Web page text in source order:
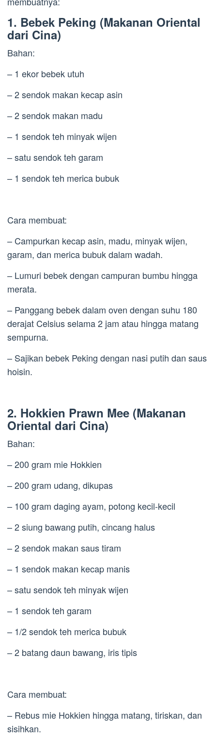
1. Bebek Peking (Makanan Oriental
dari Cina)
Bahan:
– 1 ekor bebek utuh
– 2 sendok makan kecap asin
– 2 sendok makan madu
– 1 sendok teh minyak wijen
– satu sendok teh garam
– 1 sendok teh merica bubuk
Cara membuat:
– Campurkan kecap asin, madu, minyak wijen,
garam, dan merica bubuk dalam wadah.
– Lumuri bebek dengan campuran bumbu hingga
merata.
– Panggang bebek dalam oven dengan suhu 180
derajat Celsius selama 2 jam atau hingga matang
sempurna.
– Sajikan bebek Peking dengan nasi putih dan saus
hoisin.
2. Hokkien Prawn Mee (Makanan
Oriental dari Cina)
Bahan:
– 200 gram mie Hokkien
– 200 gram udang, dikupas
– 100 gram daging ayam, potong kecil-kecil
– 2 siung bawang putih, cincang halus
– 2 sendok makan saus tiram
– 1 sendok makan kecap manis
– satu sendok teh minyak wijen
– 1 sendok teh garam
– 1/2 sendok teh merica bubuk
– 2 batang daun bawang, iris tipis
Cara membuat:
– Rebus mie Hokkien hingga matang, tiriskan, dan
sisihkan.